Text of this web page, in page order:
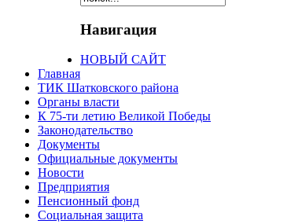
Навигация
НОВЫЙ САЙТ
Главная
ТИК Шатковского района
Органы власти
К 75-ти летию Великой Победы
Законодательство
Документы
Официальные документы
Новости
Предприятия
Пенсионный фонд
Социальная защита